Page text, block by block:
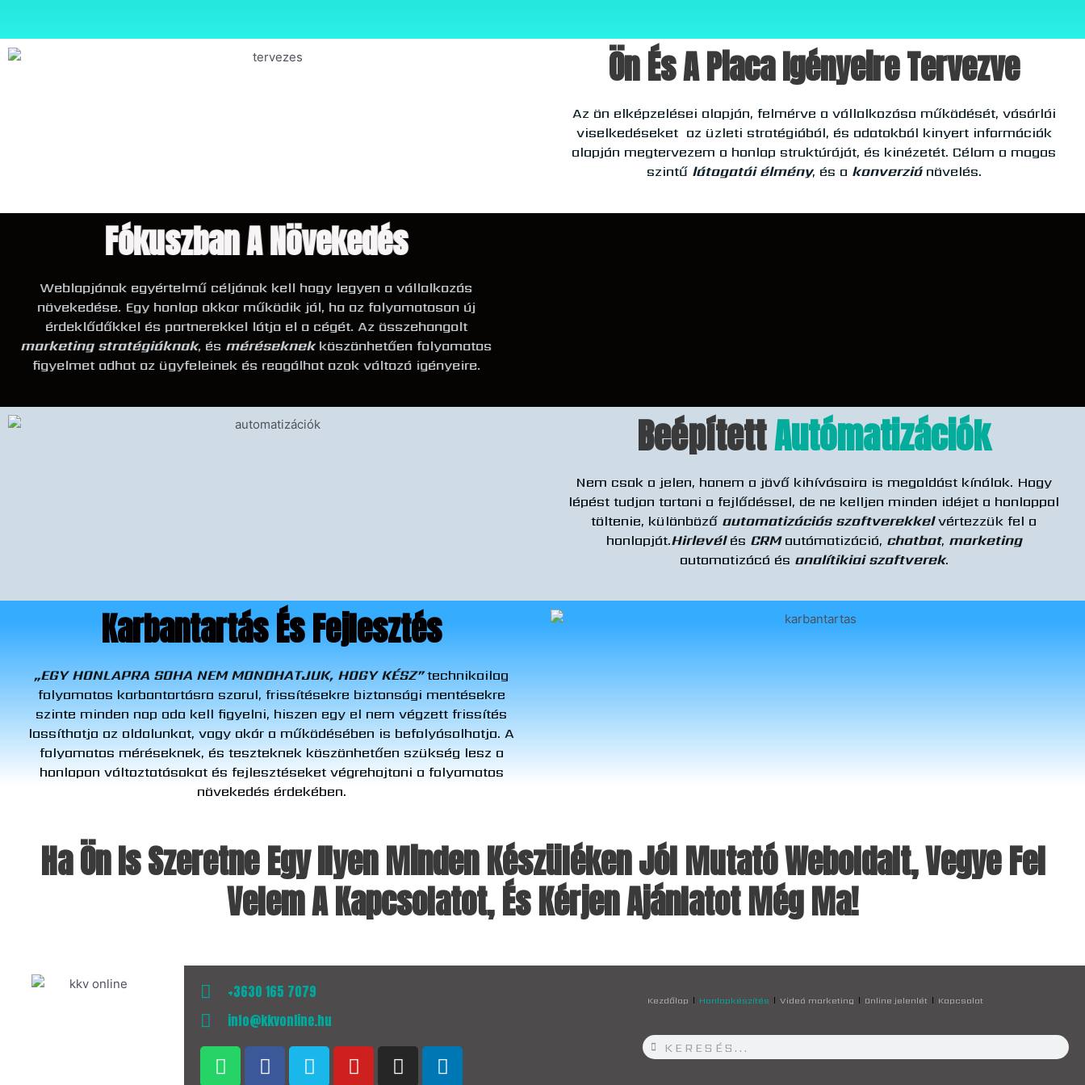
Ön És A Piaca Igényeire Tervezve
Az ön elképzelései alapján, felmérve a vállalkozása működését, vásárlói
viselkedéseket az üzleti stratégiából, és adatokból kinyert információk
alapján megtervezem a honlap struktúráját, és kinézetét. Célom a magas
szintű látogatói élmény, és a konverzió növelés.
Fókuszban A Növekedés
Weblapjának egyértelmű céljának kell hogy legyen a vállalkozás
növekedése. Egy honlap akkor működik jól, ha az folyamatosan új
érdeklődőkkel és partnerekkel látja el a cégét. Az összehangolt
marketing stratégiáknak, ésméréseknekköszönhetően folyamatos
figyelmet adhat az ügyfeleinek és reagálhat azok változó igényeire.
BeépítettAutómatizációk
Nem csak a jelen, hanem a jövő kihívásaira is megoldást kínálok. Hogy
lépést tudjon tartani a fejlődéssel, de ne kelljen minden idéjet a honlappal
töltenie, különböző automatizációs szoftverekkelvértezzük fel a
honlapját.Hirlevélés CRM autómatizáció, chatbot, marketing
automatizácó és analítikiai szoftverek.
Karbantartás És Fejlesztés
„EGY HONLAPRA SOHA NEM MONDHATJUK, HOGY KÉSZ”technikailag
folyamatos karbantartásra szorul, frissítésekre biztonsági mentésekre
szinte minden nap oda kell figyelni, hiszen egy el nem végzett frissítés
lassíthatja az oldalunkat, vagy akár a működésében is befolyásolhatja. A
folyamatos méréseknek, és teszteknek köszönhetően szükség lesz a
honlapon változtatásokat és fejlesztéseket végrehajtani a folyamatos
növekedés érdekében.
Ha Ön Is Szeretne Egy Ilyen Minden Készüléken Jól Mutató Weboldalt, Vegye Fel
Velem A Kapcsolatot, És Kérjen Ajánlatot Még Ma!
+3630 165 7079
info@kkvonline.hu
W
h
F
a
V
i
Y
o
I
n
L
i
Kezdőlap Honlapkészítés Videó marketing Online jelenlét Kapcsolat
Keresés
Keresés